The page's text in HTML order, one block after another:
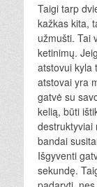
Taigi tarp
kažkas kita,
užmušti. Tai
ketinimų.
atstovui kyla
atstovai yra
gatvė su
kelią, būti
destruktyviai
bandai
Išgyventi
sekundę.